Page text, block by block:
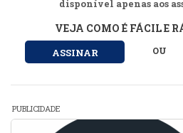
disponível apenas aos
VEJA COMO É FÁCIL E
ASSINAR OU
PUBLICIDADE